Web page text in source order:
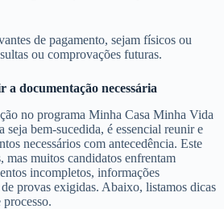
de pagamento, sejam físicos ou
ou comprovações futuras.
documentação necessária
no programa Minha Casa Minha Vida
seja bem-sucedida, é essencial reunir e
necessários com antecedência. Este
mas muitos candidatos enfrentam
incompletos, informações
provas exigidas. Abaixo, listamos dicas